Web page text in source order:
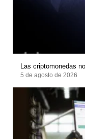
Las criptomonedas
5 de agosto de 2026